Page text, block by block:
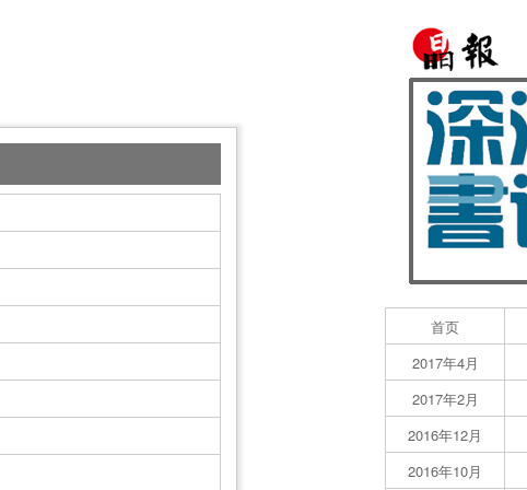
首页
2017年4月
2017年2月
2016年12月
2016年10月